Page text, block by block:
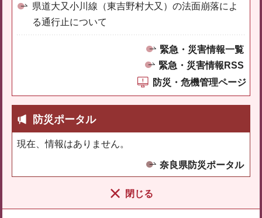
県道大又小川線（東吉野村大又）の法面崩落によ
る通行止について
緊急・災害情報一覧
緊急・災害情報RSS
防災・危機管理ページ
防災ポータル
現在、情報はありません。
奈良県防災ポータル
閉じる